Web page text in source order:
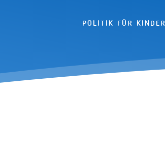
POLITIK FÜR KINDER